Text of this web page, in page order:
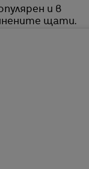
и в
щати.